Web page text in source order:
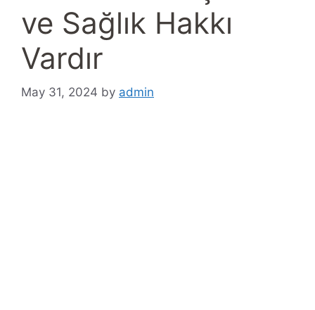
ve Sağlık Hakkı
Vardır
May 31, 2024 by admin